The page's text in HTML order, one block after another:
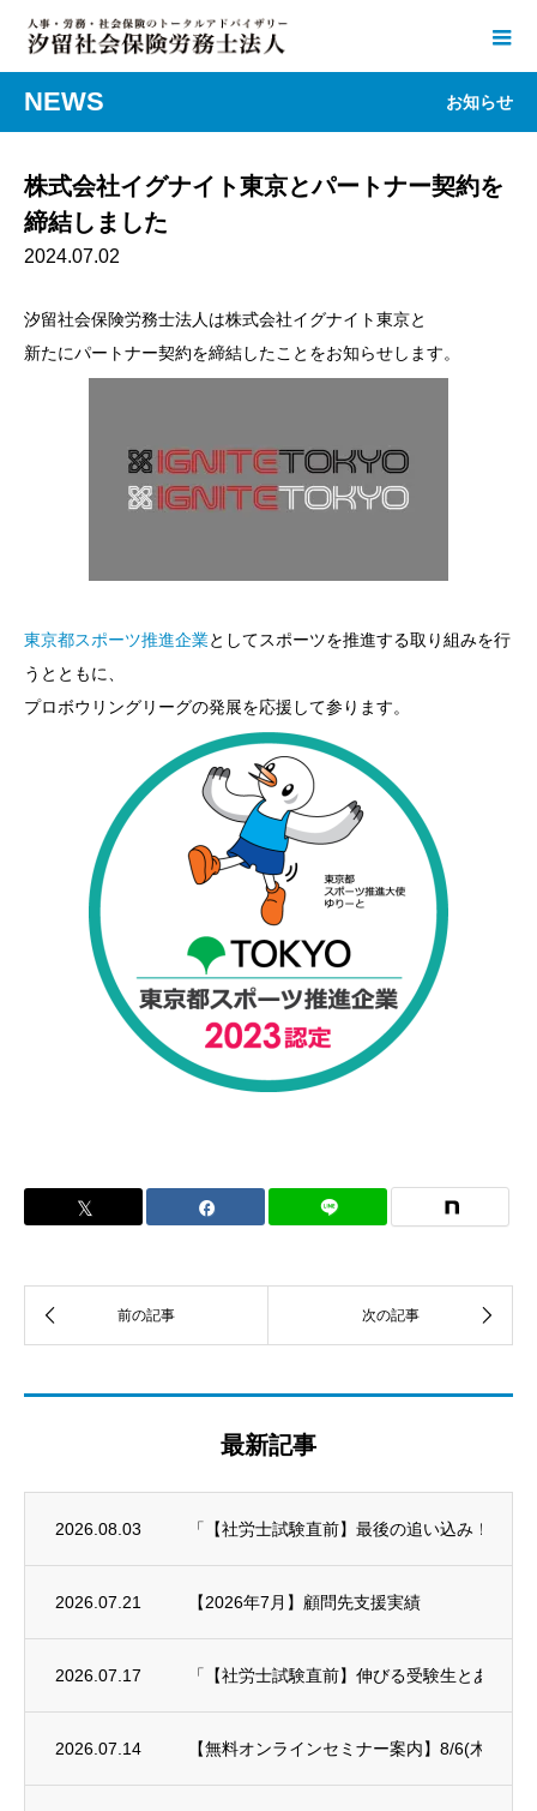
NEWS お知らせ
株式会社イグナイト東京とパートナー契約を
締結しました
2024.07.02
汐留社会保険労務士法人は株式会社イグナイト東京と
新たにパートナー契約を締結したことをお知らせします。
東京都スポーツ推進企業としてスポーツを推進する取り組みを行
うとともに、
プロボウリングリーグの発展を応援して参ります。
最新記事
2026.08.03 「【社労士試験直前】最後の追い込み！科
2026.07.21 【2026年7月】顧問先支援実績
2026.07.17 「【社労士試験直前】伸びる受験生とあと
2026.07.14 【無料オンラインセミナー案内】8/6(木)年